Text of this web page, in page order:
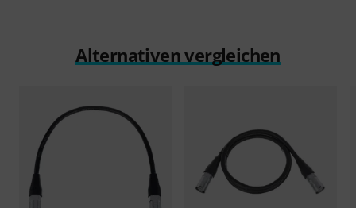
Alternativen vergleichen